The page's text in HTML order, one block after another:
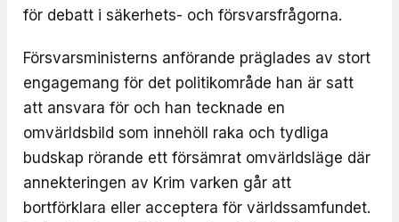
för debatt i säkerhets- och försvarsfrågorna.
Försvarsministerns anförande präglades av stort
engagemang för det politikområde han är satt
att ansvara för och han tecknade en
omvärldsbild som innehöll raka och tydliga
budskap rörande ett försämrat omvärldsläge där
annekteringen av Krim varken går att
bortförklara eller acceptera för världssamfundet.